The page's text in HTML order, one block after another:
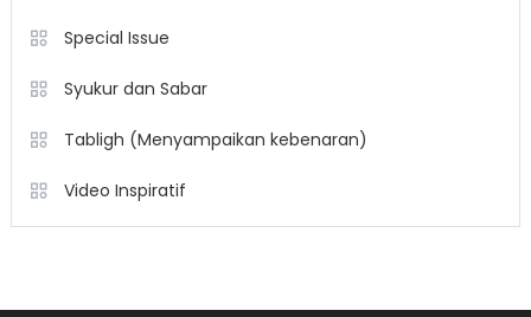
Special Issue
Syukur dan Sabar
Tabligh (Menyampaikan kebenaran)
Video Inspiratif